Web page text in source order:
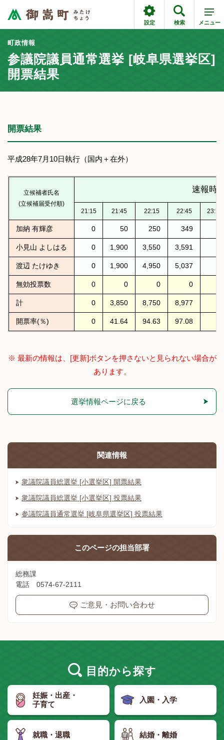
設定 検索 メニュー
町政情報
参議院議員通常選挙 [岐阜県選挙区]
開票結果
開票結果
平成28年7月10日執行（国内＋在外）
立候補者氏名
(立候補届受付順)
速報時
21:15 21:45 22:15 22:45 23:15
加納 有輝彦 0 50 250 349
小見山 よしはる 0 1,900 3,550 3,591
渡辺 たけゆき 0 1,900 4,950 5,037
無効投票数 0 0 0 0
計 0 3,850 8,750 8,977
開票率(％) 0 41.64 94.63 97.08
※ 最新の情報は、[更新]ボタンを押さないと見られない場合が
あります。
選挙情報ページに戻る
関連情報
衆議院議員総選挙 [小選挙区] 開票結果
衆議院議員総選挙 [小選挙区] 投票結果
参議院議員通常選挙 [岐阜県選挙区] 投票結果
このページの担当部署
総務課
電話 0574-67-2111
ご意見・お問い合わせ
目的から探す
妊娠・出産・
子育て
入園・入学
就職・退職 結婚・離婚